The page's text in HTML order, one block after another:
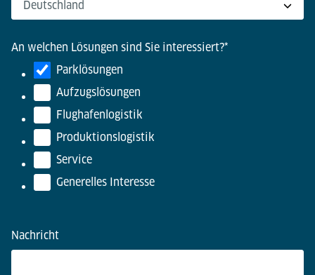
An welchen Lösungen sind Sie interessiert?*
Parklösungen
Aufzugslösungen
Flughafenlogistik
Produktionslogistik
Service
Generelles Interesse
Nachricht